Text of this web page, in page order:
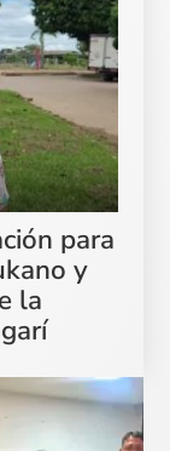
para
y
la